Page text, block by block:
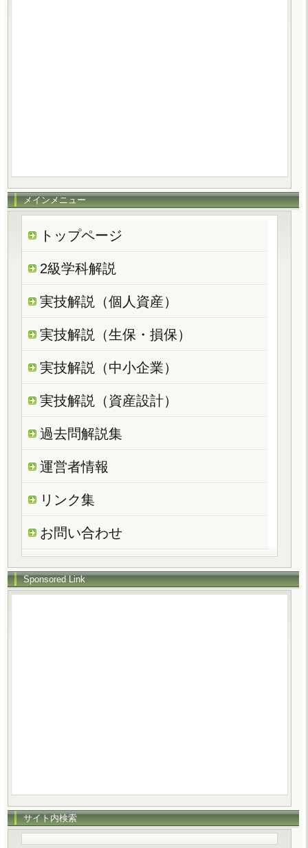
メインメニュー
トップページ
2級学科解説
実技解説（個人資産）
実技解説（生保・損保）
実技解説（中小企業）
実技解説（資産設計）
過去問解説集
運営者情報
リンク集
お問い合わせ
Sponsored Link
サイト内検索